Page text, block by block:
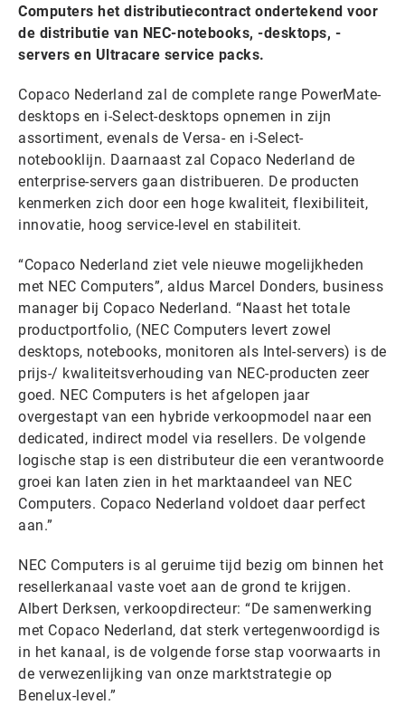
Computers het distributiecontract ondertekend voor
de distributie van NEC-notebooks, -desktops, -
servers en Ultracare service packs.
Copaco Nederland zal de complete range PowerMate-
desktops en i-Select-desktops opnemen in zijn
assortiment, evenals de Versa- en i-Select-
notebooklijn. Daarnaast zal Copaco Nederland de
enterprise-servers gaan distribueren. De producten
kenmerken zich door een hoge kwaliteit, flexibiliteit,
innovatie, hoog service-level en stabiliteit.
“Copaco Nederland ziet vele nieuwe mogelijkheden
met NEC Computers”, aldus Marcel Donders, business
manager bij Copaco Nederland. “Naast het totale
productportfolio, (NEC Computers levert zowel
desktops, notebooks, monitoren als Intel-servers) is de
prijs-/ kwaliteitsverhouding van NEC-producten zeer
goed. NEC Computers is het afgelopen jaar
overgestapt van een hybride verkoopmodel naar een
dedicated, indirect model via resellers. De volgende
logische stap is een distributeur die een verantwoorde
groei kan laten zien in het marktaandeel van NEC
Computers. Copaco Nederland voldoet daar perfect
aan.”
NEC Computers is al geruime tijd bezig om binnen het
resellerkanaal vaste voet aan de grond te krijgen.
Albert Derksen, verkoopdirecteur: “De samenwerking
met Copaco Nederland, dat sterk vertegenwoordigd is
in het kanaal, is de volgende forse stap voorwaarts in
de verwezenlijking van onze marktstrategie op
Benelux-level.”